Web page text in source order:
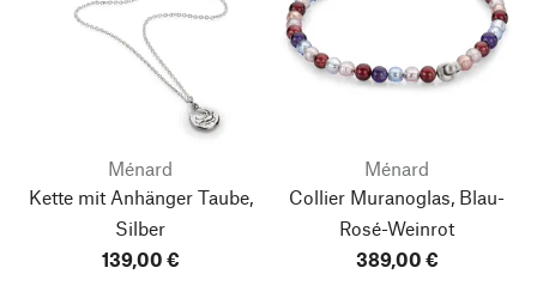
Ménard
Kette mit Anhänger Taube,
Silber
139,00 €
Ménard
Collier Muranoglas, Blau-
Rosé-Weinrot
389,00 €